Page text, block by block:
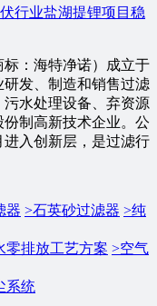
行业盐湖提锂项目稳
：海特净诺）成立于
研发、制造和销售过滤
水处理设备、弃资源
制高新技术企业。公
进入创新层，是过滤行
器 >石英砂过滤器 >纯
零排放工艺方案 >空气
系统